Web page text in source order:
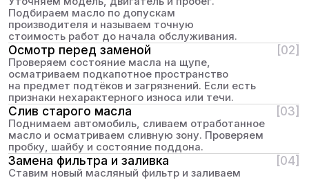
ОСМОТР АВТОМОБИЛЯ ПЕРЕД ДАЛЬНЕЙ
ДОРОГОЙ ЗА 2500 РУБ.
Проверим технические жидкости,
тормозную систему и ходовую
часть, чтобы вы были уверены
в безопасности